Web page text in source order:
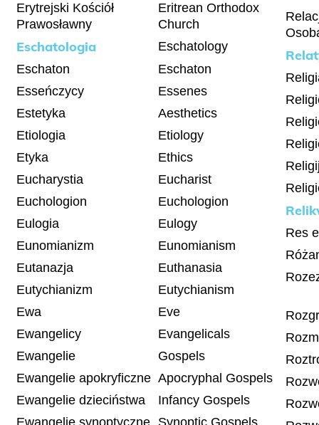
Erytrejski Kościół
Prawosławny
Eritrean Orthodox
Church
Eschatologia
Eschatology
Eschaton
Eschaton
Esseńczycy
Essenes
Estetyka
Aesthetics
Etiologia
Etiology
Etyka
Ethics
Eucharystia
Eucharist
Euchologion
Euchologion
Eulogia
Eulogy
Eunomianizm
Eunomianism
Eutanazja
Euthanasia
Eutychianizm
Eutychianism
Ewa
Eve
Ewangelicy
Evangelicals
Ewangelie
Gospels
Ewangelie apokryficzne Apocryphal Gospels
Ewangelie dzieciństwa
Infancy Gospels
Res